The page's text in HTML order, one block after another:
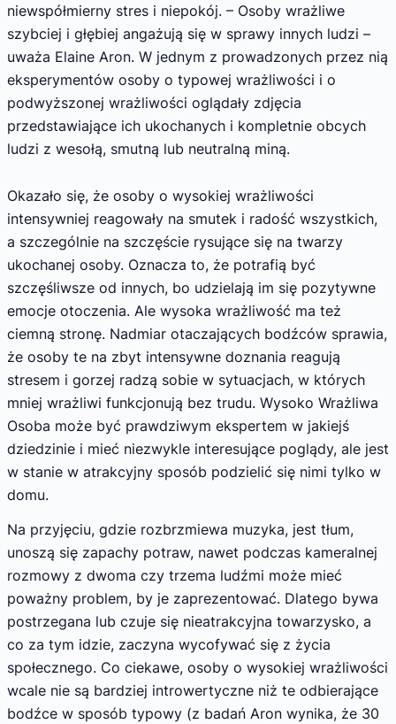
niewspółmierny stres i niepokój. – Osoby wrażliwe
szybciej i głębiej angażują się w sprawy innych ludzi –
uważa Elaine Aron. W jednym z prowadzonych przez nią
eksperymentów osoby o typowej wrażliwości i o
podwyższonej wrażliwości oglądały zdjęcia
przedstawiające ich ukochanych i kompletnie obcych
ludzi z wesołą, smutną lub neutralną miną.
Okazało się, że osoby o wysokiej wrażliwości
intensywniej reagowały na smutek i radość wszystkich,
a szczególnie na szczęście rysujące się na twarzy
ukochanej osoby. Oznacza to, że potrafią być
szczęśliwsze od innych, bo udzielają im się pozytywne
emocje otoczenia. Ale wysoka wrażliwość ma też
ciemną stronę. Nadmiar otaczających bodźców sprawia,
że osoby te na zbyt intensywne doznania reagują
stresem i gorzej radzą sobie w sytuacjach, w których
mniej wrażliwi funkcjonują bez trudu. Wysoko Wrażliwa
Osoba może być prawdziwym ekspertem w jakiejś
dziedzinie i mieć niezwykle interesujące poglądy, ale jest
w stanie w atrakcyjny sposób podzielić się nimi tylko w
domu.
Na przyjęciu, gdzie rozbrzmiewa muzyka, jest tłum,
unoszą się zapachy potraw, nawet podczas kameralnej
rozmowy z dwoma czy trzema ludźmi może mieć
poważny problem, by je zaprezentować. Dlatego bywa
postrzegana lub czuje się nieatrakcyjna towarzysko, a
co za tym idzie, zaczyna wycofywać się z życia
społecznego. Co ciekawe, osoby o wysokiej wrażliwości
wcale nie są bardziej introwertyczne niż te odbierające
bodźce w sposób typowy (z badań Aron wynika, że 30